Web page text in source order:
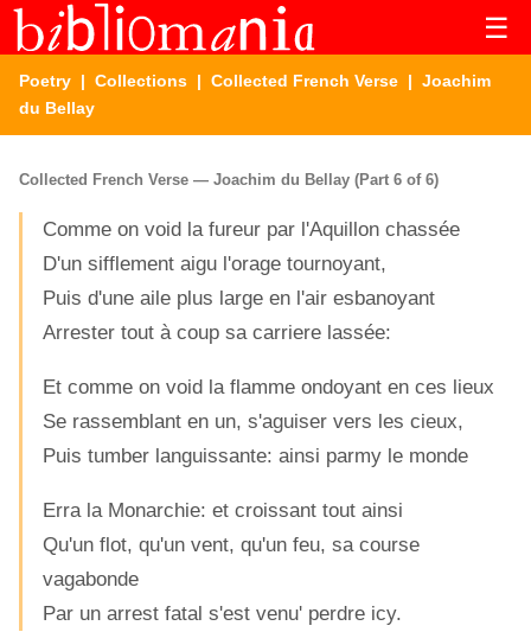
☰
Poetry | Collections | Collected French Verse | Joachim
du Bellay
Collected French Verse — Joachim du Bellay (Part 6 of 6)
Comme on void la fureur par l'Aquillon chassée
D'un sifflement aigu l'orage tournoyant,
Puis d'une aile plus large en l'air esbanoyant
Arrester tout à coup sa carriere lassée:
Et comme on void la flamme ondoyant en ces lieux
Se rassemblant en un, s'aguiser vers les cieux,
Puis tumber languissante: ainsi parmy le monde
Erra la Monarchie: et croissant tout ainsi
Qu'un flot, qu'un vent, qu'un feu, sa course
vagabonde
Par un arrest fatal s'est venu' perdre icy.